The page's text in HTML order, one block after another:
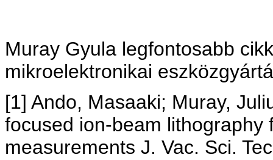
Muray Gyula legfontosabb
mikroelektronikai
[1] Ando, Masaaki; Muray,
focused ion-beam
measurements J. Vac. Sci.